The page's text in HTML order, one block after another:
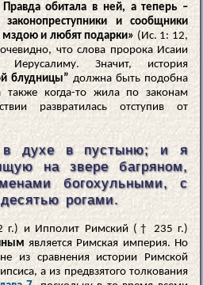
Правда обитала в ней, а теперь –
и сообщники
мздою и любят подарки» (Ис. 1: 12,
что слова пророка Исаии
Значит, история
блудницы” должна быть подобна
также когда-то жила по законам
развратилась отступив от
духе в пустыню; и я
на звере багряном,
богохульными, с
рогами.
г.) и Ипполит Римский († 235 г.)
является Римская империя. Но
из сравнения истории Римской
а из предвзятого толкования